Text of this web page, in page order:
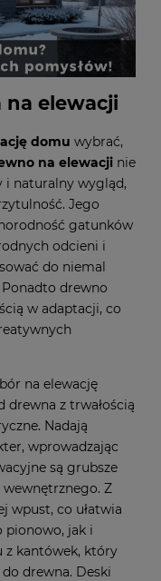
elewacji
domu wybrać,
na elewacji nie
i naturalny wygląd,
Jego
gatunków
odcieni i
do niemal
drewno
w adaptacji, co
na elewację
drewna z trwałością
Nadają
wprowadzając
są grubsze
Z
wpust, co ułatwia
pionowo, jak i
z kantówek, który
drewna. Deski